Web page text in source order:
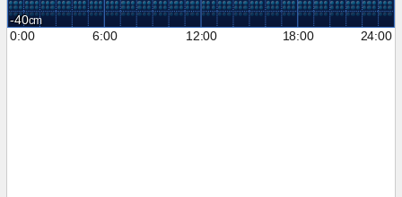
-40
0:00
6:00 12:00 18:00 24:00